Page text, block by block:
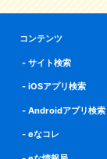
コンテンツ
サイト検索
iOSアプリ検索
Androidアプリ検索
eなコレ